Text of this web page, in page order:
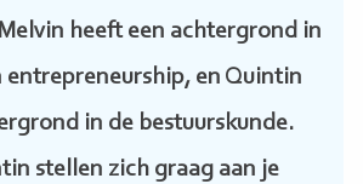
heeft een achtergrond in
entrepreneurship, en Quintin
in de bestuurskunde.
stellen zich graag aan je